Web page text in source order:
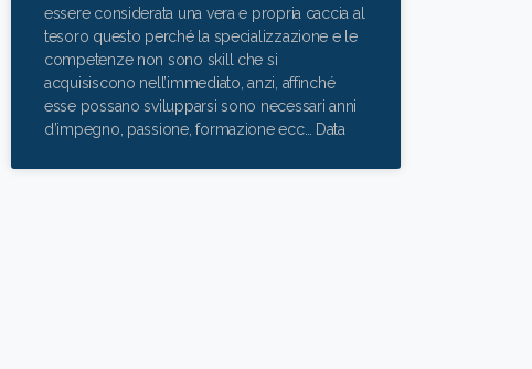
essere considerata una vera e propria caccia al
tesoro questo perché la specializzazione e le
competenze non sono skill che si
acquisiscono nell’immediato, anzi, affinché
esse possano svilupparsi sono necessari anni
d’impegno, passione, formazione ecc… Data